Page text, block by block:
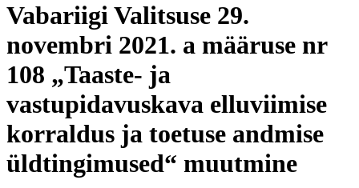
Vabariigi Valitsuse 29.
novembri 2021. a määruse nr
108 „Taaste- ja
vastupidavuskava elluviimise
korraldus ja toetuse andmise
üldtingimused“ muutmine